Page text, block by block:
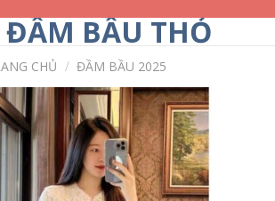
ĐẦM BẦU THỎ
CHỦ / ĐẦM BẦU 2025